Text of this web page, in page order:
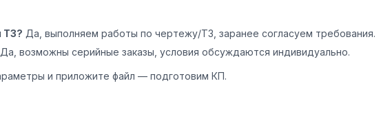
ТЗ? Да, выполняем работы по чертежу/ТЗ, заранее согласуем требования.
Да, возможны серийные заказы, условия обсуждаются индивидуально.
и приложите файл — подготовим КП.